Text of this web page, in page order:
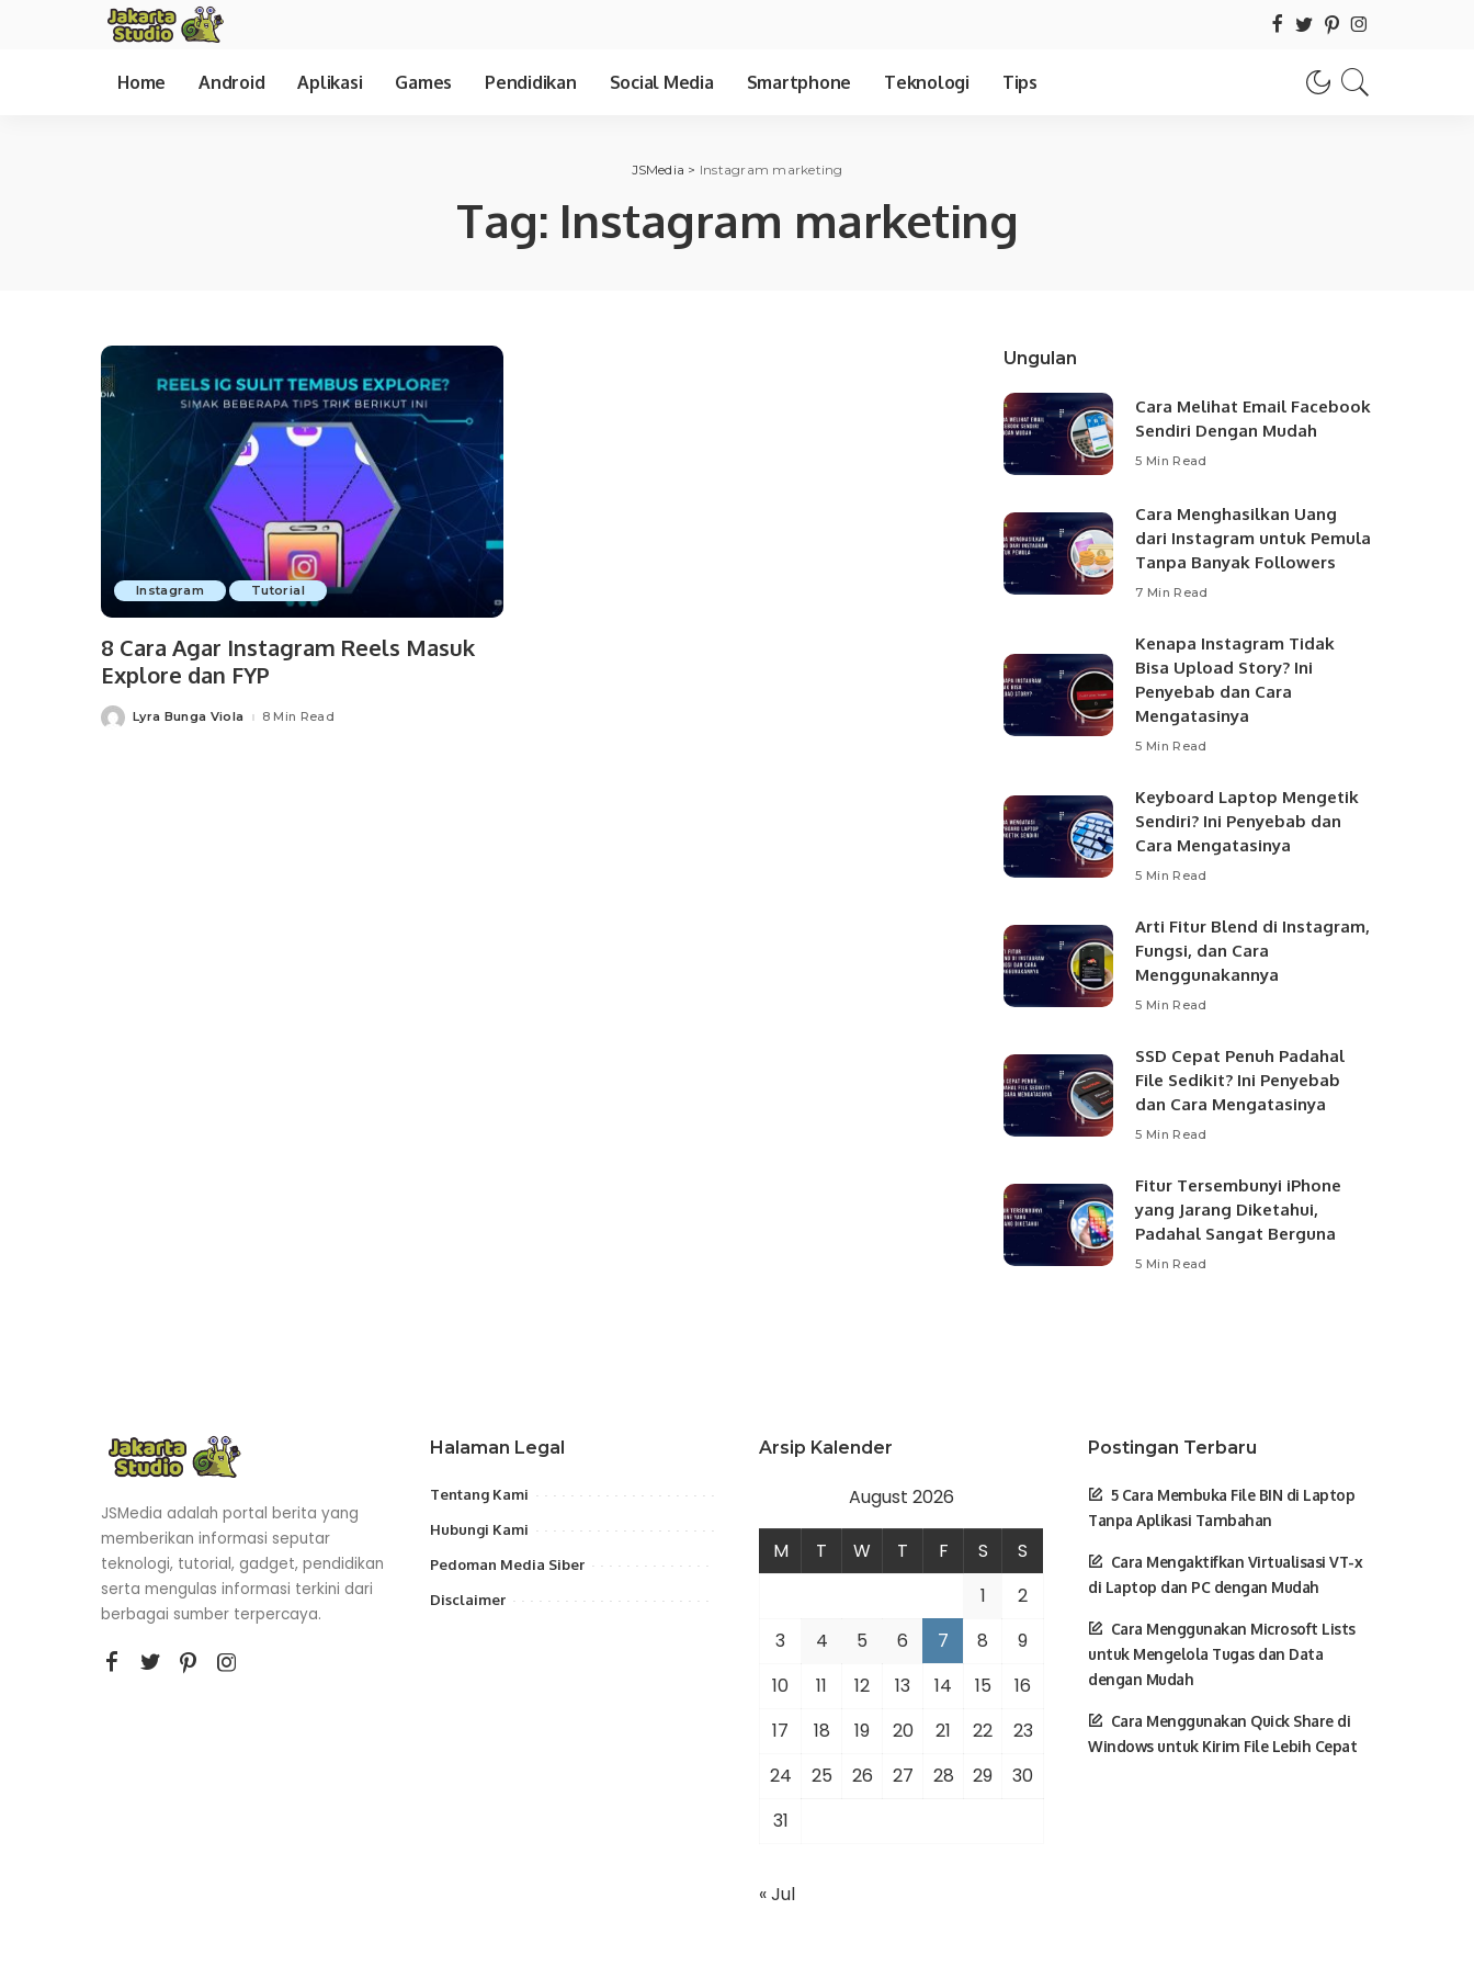
Home Android Aplikasi Games Pendidikan Social Media Smartphone Teknologi Tips
JSMedia > Instagram marketing
Tag: Instagram marketing
Instagram Tutorial
8 Cara Agar Instagram Reels Masuk
Explore dan FYP
PostedLyra Bunga Viola 8 Min Read
Ungulan
Cara Melihat Email Facebook
Sendiri Dengan Mudah
5 Min Read
Cara Menghasilkan Uang
dari Instagram untuk Pemula
Tanpa Banyak Followers
7 Min Read
Kenapa Instagram Tidak
Bisa Upload Story? Ini
Penyebab dan Cara
Mengatasinya
5 Min Read
Keyboard Laptop Mengetik
Sendiri? Ini Penyebab dan
Cara Mengatasinya
5 Min Read
Arti Fitur Blend di Instagram,
Fungsi, dan Cara
Menggunakannya
5 Min Read
SSD Cepat Penuh Padahal
File Sedikit? Ini Penyebab
dan Cara Mengatasinya
5 Min Read
Fitur Tersembunyi iPhone
yang Jarang Diketahui,
Padahal Sangat Berguna
5 Min Read
JSMedia adalah portal berita yang
memberikan informasi seputar
teknologi, tutorial, gadget, pendidikan
serta mengulas informasi terkini dari
berbagai sumber terpercaya.
Halaman Legal
Tentang Kami
Hubungi Kami
Pedoman Media Siber
Disclaimer
Arsip Kalender
August 2026
M T W T F S
S
1
2
3
4 5 6 7 8
9
10
11 12 13 14 15
16
17
18 19 20 21 22
23
24
25 26 27 28 29
30
31
« Jul
Postingan Terbaru
5 Cara Membuka File BIN di Laptop
Tanpa Aplikasi Tambahan
Cara Mengaktifkan Virtualisasi VT-x
di Laptop dan PC dengan Mudah
Cara Menggunakan Microsoft Lists
untuk Mengelola Tugas dan Data
dengan Mudah
Cara Menggunakan Quick Share di
Windows untuk Kirim File Lebih Cepat